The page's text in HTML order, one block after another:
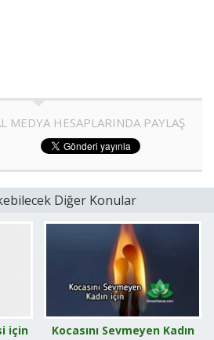
MEDYA HESAPLARINDA PAYLAŞ
Diğer Konular
için
Kocasını Sevmeyen Kadın